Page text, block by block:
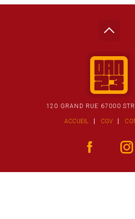
120 GRAND RUE 67000
ACCUEIL CGV